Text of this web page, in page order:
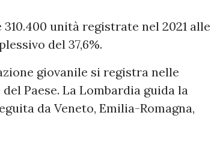
unità registrate nel 2021 alle
del 37,6%.
giovanile si registra nelle
Paese. La Lombardia guida la
da Veneto, Emilia-Romagna,